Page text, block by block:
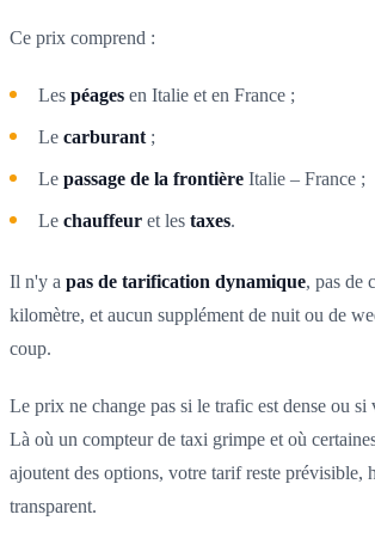
Ce prix comprend :
Les péages en Italie et en France ;
Le carburant ;
Le passage de la frontière Italie – France ;
Le chauffeur et les taxes.
Il n'y a pas de tarification dynamique, pas de
kilomètre, et aucun supplément de nuit ou de
coup.
Le prix ne change pas si le trafic est dense ou si
Là où un compteur de taxi grimpe et où
ajoutent des options, votre tarif reste prévisible,
transparent.